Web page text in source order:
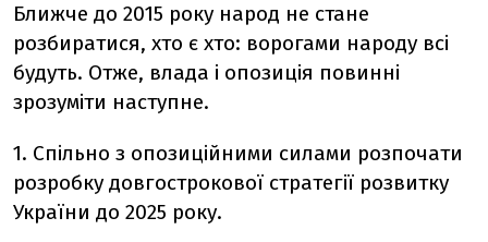
Ближче до 2015 року народ не стане
розбиратися, хто є хто: ворогами народу всі
будуть. Отже, влада і опозиція повинні
зрозуміти наступне.
1. Спільно з опозиційними силами розпочати
розробку довгострокової стратегії розвитку
України до 2025 року.